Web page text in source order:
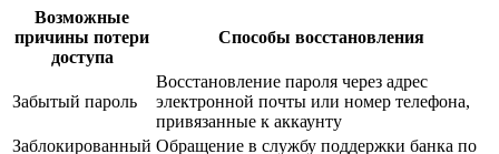
Возможные
причины потери
доступа
Способы восстановления
Забытый пароль
Восстановление пароля через адрес
электронной почты или номер телефона,
привязанные к аккаунту
Заблокированный Обращение в службу поддержки банка по